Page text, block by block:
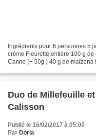
Ingrédients pour 6 personnes 5
crème Fleurette entière 100 g
Canne (+ 50g ) 40 g de maïzena
Duo de Millefeuille
Calisson
Publié le 16/02/2017 à 05:00
Par Doria